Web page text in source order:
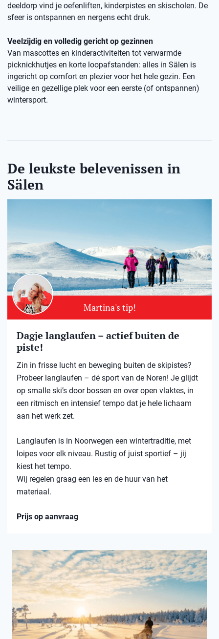
deeldorp vind je oefenliften, kinderpistes en skischolen. De
sfeer is ontspannen en nergens echt druk.
Veelzijdig en volledig gericht op gezinnen
Van mascottes en kinderactiviteiten tot verwarmde
picknickhutjes en korte loopafstanden: alles in Sälen is
ingericht op comfort en plezier voor het hele gezin. Een
veilige en gezellige plek voor een eerste (of ontspannen)
wintersport.
De leukste belevenissen in
Sälen
Martina's tip!
Dagje langlaufen – actief buiten de
piste!
Zin in frisse lucht en beweging buiten de skipistes?
Probeer langlaufen – dé sport van de Noren! Je glijdt
op smalle ski’s door bossen en over open vlaktes, in
een ritmisch en intensief tempo dat je hele lichaam
aan het werk zet.
Langlaufen is in Noorwegen een wintertraditie, met
loipes voor elk niveau. Rustig of juist sportief – jij
kiest het tempo.
Wij regelen graag een les en de huur van het
materiaal.
Prijs op aanvraag